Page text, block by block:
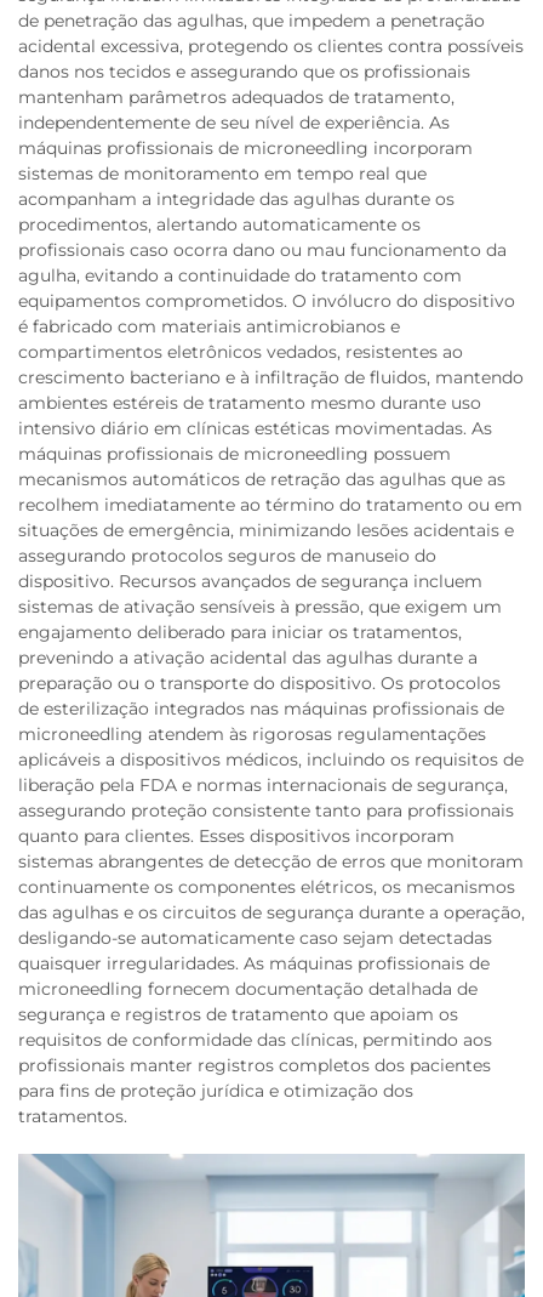
de penetração das agulhas, que impedem a penetração
acidental excessiva, protegendo os clientes contra possíveis
danos nos tecidos e assegurando que os profissionais
mantenham parâmetros adequados de tratamento,
independentemente de seu nível de experiência. As
máquinas profissionais de microneedling incorporam
sistemas de monitoramento em tempo real que
acompanham a integridade das agulhas durante os
procedimentos, alertando automaticamente os
profissionais caso ocorra dano ou mau funcionamento da
agulha, evitando a continuidade do tratamento com
equipamentos comprometidos. O invólucro do dispositivo
é fabricado com materiais antimicrobianos e
compartimentos eletrônicos vedados, resistentes ao
crescimento bacteriano e à infiltração de fluidos, mantendo
ambientes estéreis de tratamento mesmo durante uso
intensivo diário em clínicas estéticas movimentadas. As
máquinas profissionais de microneedling possuem
mecanismos automáticos de retração das agulhas que as
recolhem imediatamente ao término do tratamento ou em
situações de emergência, minimizando lesões acidentais e
assegurando protocolos seguros de manuseio do
dispositivo. Recursos avançados de segurança incluem
sistemas de ativação sensíveis à pressão, que exigem um
engajamento deliberado para iniciar os tratamentos,
prevenindo a ativação acidental das agulhas durante a
preparação ou o transporte do dispositivo. Os protocolos
de esterilização integrados nas máquinas profissionais de
microneedling atendem às rigorosas regulamentações
aplicáveis a dispositivos médicos, incluindo os requisitos de
liberação pela FDA e normas internacionais de segurança,
assegurando proteção consistente tanto para profissionais
quanto para clientes. Esses dispositivos incorporam
sistemas abrangentes de detecção de erros que monitoram
continuamente os componentes elétricos, os mecanismos
das agulhas e os circuitos de segurança durante a operação,
desligando-se automaticamente caso sejam detectadas
quaisquer irregularidades. As máquinas profissionais de
microneedling fornecem documentação detalhada de
segurança e registros de tratamento que apoiam os
requisitos de conformidade das clínicas, permitindo aos
profissionais manter registros completos dos pacientes
para fins de proteção jurídica e otimização dos
tratamentos.